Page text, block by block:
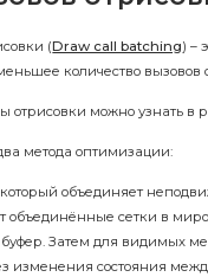
(Draw call batching) –
количество вызовов
отрисовки можно узнать в
метода оптимизации:
который объединяет
объединённые сетки в
Затем для видимых
изменения состояния